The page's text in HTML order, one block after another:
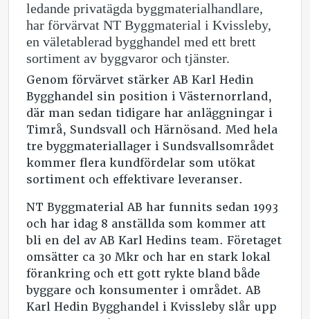
ledande privatägda byggmaterialhandlare,
har förvärvat NT Byggmaterial i Kvissleby,
en väletablerad bygghandel med ett brett
sortiment av byggvaror och tjänster.
Genom förvärvet stärker AB Karl Hedin
Bygghandel sin position i Västernorrland,
där man sedan tidigare har anläggningar i
Timrå, Sundsvall och Härnösand. Med hela
tre byggmateriallager i Sundsvallsområdet
kommer flera kundfördelar som utökat
sortiment och effektivare leveranser.
NT Byggmaterial AB har funnits sedan 1993
och har idag 8 anställda som kommer att
bli en del av AB Karl Hedins team. Företaget
omsätter ca 30 Mkr och har en stark lokal
förankring och ett gott rykte bland både
byggare och konsumenter i området. AB
Karl Hedin Bygghandel i Kvissleby slår upp